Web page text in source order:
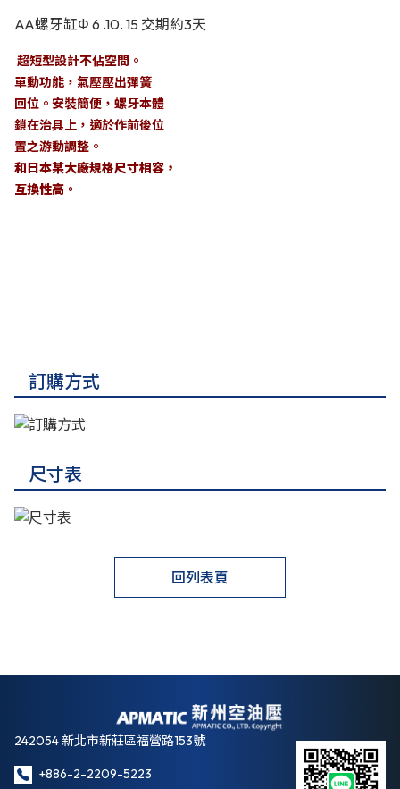
AA螺牙缸Φ 6 .10. 15 交期約3天
超短型設計不佔空間。
單動功能，氣壓壓出彈簧
回位。安裝簡便，螺牙本體
鎖在治具上，適於作前後位
置之游動調整。
和日本某大廠規格尺寸相容，
互換性高。
訂購方式
尺寸表
回列表頁
242054 新北市新莊區福營路153號
+886-2-2209-5223